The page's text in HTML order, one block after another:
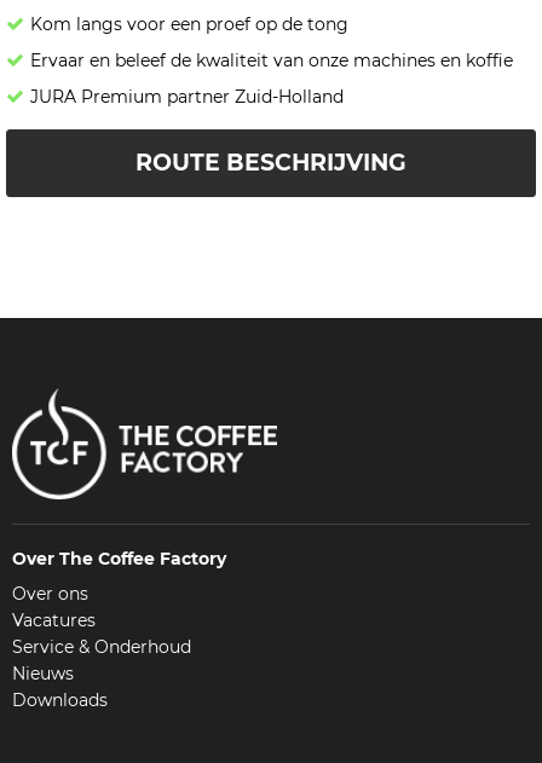
Kom langs voor een proef op de tong
Ervaar en beleef de kwaliteit van onze machines en koffie
JURA Premium partner Zuid-Holland
ROUTE BESCHRIJVING
Over The Coffee Factory
Over ons
Vacatures
Service & Onderhoud
Nieuws
Downloads